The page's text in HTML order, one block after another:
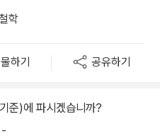
학
하기 공유하기
준)에 파시겠습니까?
-